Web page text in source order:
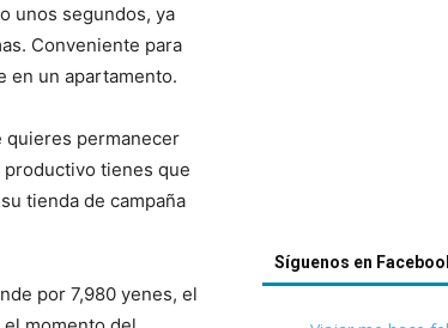
unos segundos, ya
Conveniente para
en un apartamento.
quieres permanecer
tienes que
tienda de campaña
por 7,980 yenes, el
Síguenos en